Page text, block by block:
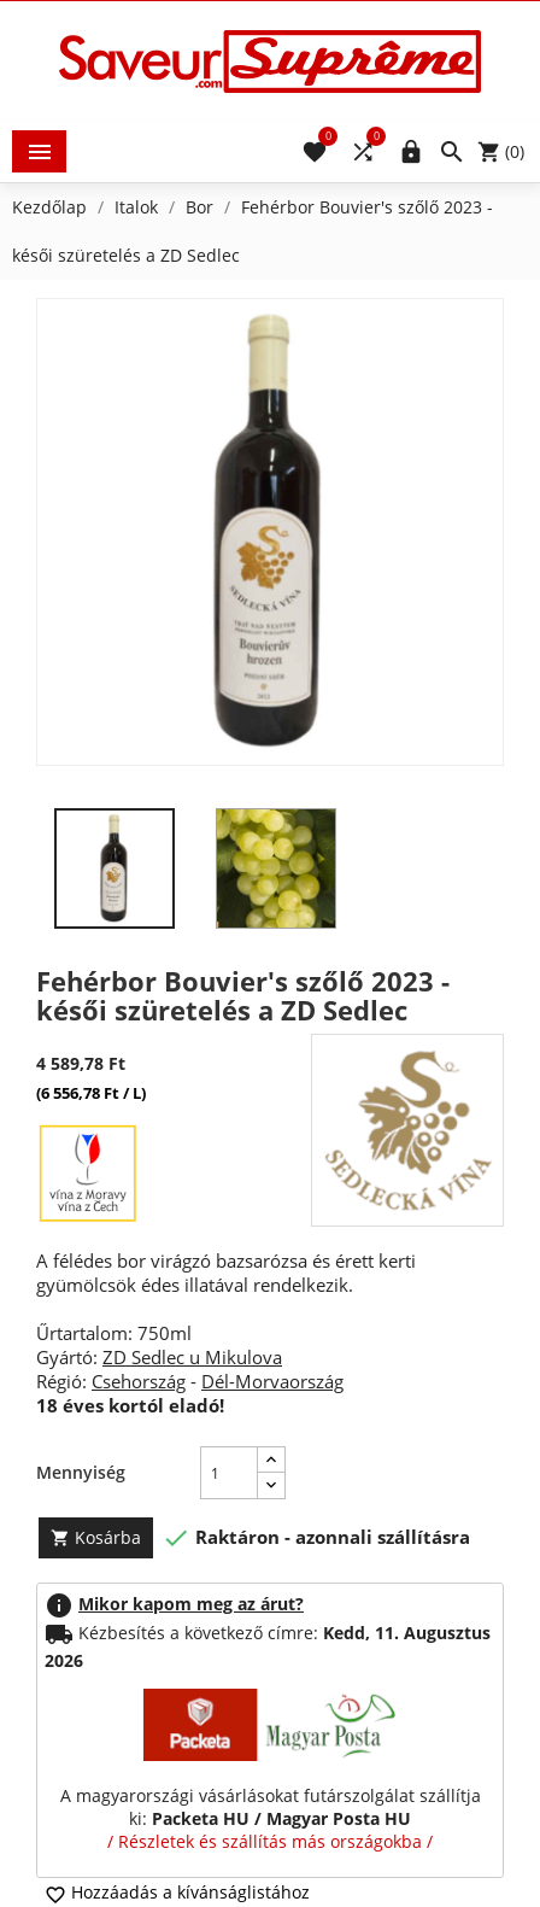
  (0)


0

0
Kezdőlap Italok Bor Fehérbor Bouvier's szőlő 2023 -
késői szüretelés a ZD Sedlec
Fehérbor Bouvier's szőlő 2023 -
késői szüretelés a ZD Sedlec
4 589,78 Ft
(6 556,78 Ft / L)
A félédes bor virágzó bazsarózsa és érett kerti
gyümölcsök édes illatával rendelkezik.
Űrtartalom: 750ml
Gyártó: ZD Sedlec u Mikulova
Régió: Csehország - Dél-Morvaország
18 éves kortól eladó!
Mennyiség
 Kosárba  Raktáron - azonnali szállításra
info Mikor kapom meg az árut?
local_shipping Kézbesítés a következő címre: Kedd, 11. Augusztus
2026
A magyarországi vásárlásokat futárszolgálat szállítja
ki: Packeta HU / Magyar Posta HU
/ Részletek és szállítás más országokba /
 Hozzáadás a kívánságlistához